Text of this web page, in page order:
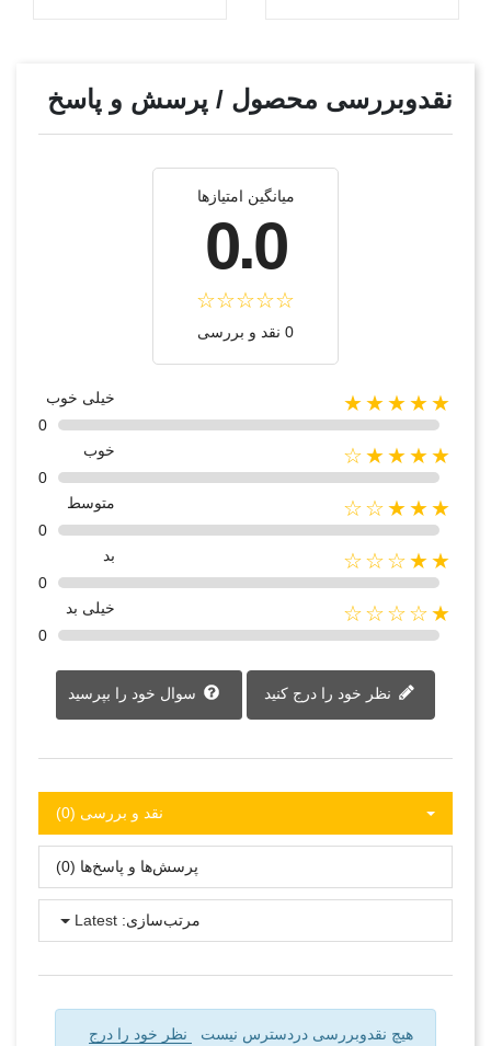
نقدوبررسی محصول / پرسش و پاسخ
میانگین امتیازها
0.0
0 نقد و بررسی
★★★★★
خیلی خوب
0
★★★★☆
خوب
0
★★★☆☆
متوسط
0
★★☆☆☆
بد
0
★☆☆☆☆
خیلی بد
0
سوال خود را بپرسید
نقد و بررسی‌‌ (0)
پرسش‌ها و پاسخ‌ها (0)
مرتب‌سازی: Latest
هیچ نقدوبررسی دردسترس نیست
نظر خود را درج